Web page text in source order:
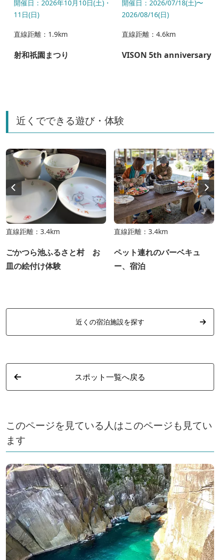
開催日：2026年10月10日(土)・
11日(日)
直線距離：1.9km
射和祇園まつり
開催日：2026/07/18(土)〜
2026/08/16(日)
直線距離：4.6km
VISON 5th anniversary
近くでできる遊び・体験
直線距離：3.4km
ごかつら池ふるさと村 お
皿の絵付け体験
直線距離：3.4km
ペット連れのバーベキュ
ー、宿泊
近くの宿泊施設を探す
スポット一覧へ戻る
このページを見ている人はこのページも見てい
ます